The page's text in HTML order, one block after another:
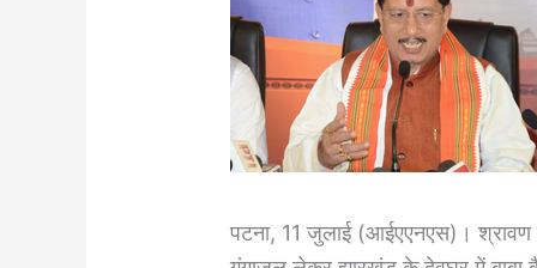
पटना, 11 जुलाई (आईएएनएस)। श्रावण